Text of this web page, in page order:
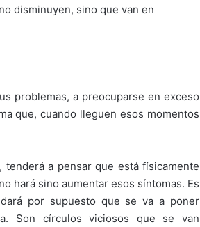
disminuyen, sino que van en
problemas, a preocuparse en exceso
que, cuando lleguen esos momentos
a pensar que está físicamente
hará sino aumentar esos síntomas. Es
por supuesto que se va a poner
Son círculos viciosos que se van